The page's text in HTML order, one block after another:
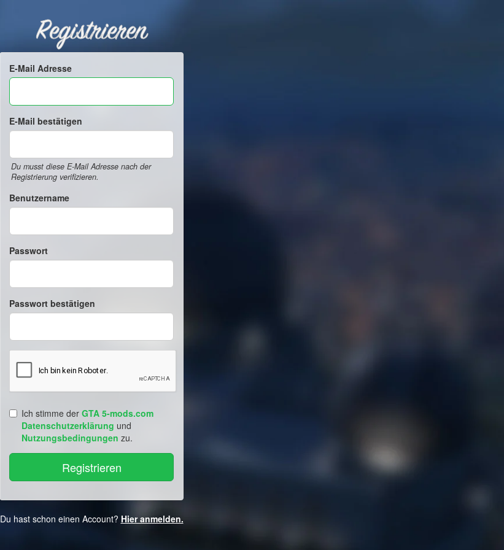
Registrieren
E-Mail Adresse
E-Mail bestätigen
Du musst diese E-Mail Adresse nach der
Registrierung verifizieren.
Benutzername
Passwort
Passwort bestätigen
Ich stimme der GTA 5-mods.com
Datenschutzerklärung und
Nutzungsbedingungen zu.
Du hast schon einen Account? Hier anmelden.